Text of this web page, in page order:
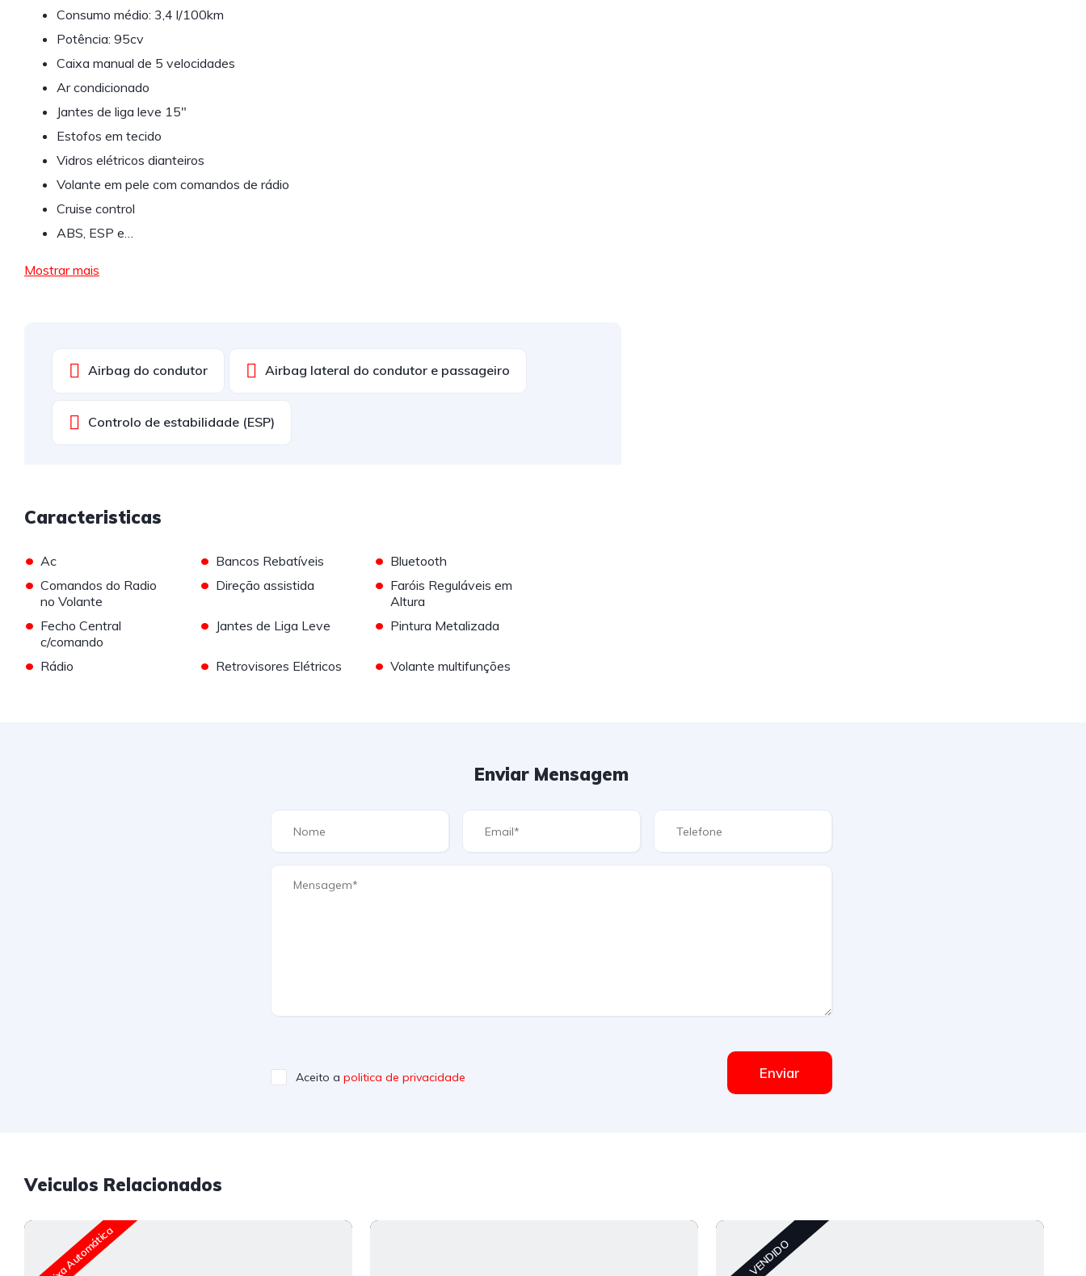
Consumo médio: 3,4 l/100km
Potência: 95cv
Caixa manual de 5 velocidades
Ar condicionado
Jantes de liga leve 15"
Estofos em tecido
Vidros elétricos dianteiros
Volante em pele com comandos de rádio
Cruise control
ABS, ESP e…
Mostrar mais
Airbag do condutor Airbag lateral do condutor e passageiro
Controlo de estabilidade (ESP)
Caracteristicas
• Ac • Bancos Rebatíveis • Bluetooth
• Comandos do Radio
no Volante
• Direção assistida • Faróis Reguláveis em
Altura
• Fecho Central
c/comando
• Jantes de Liga Leve • Pintura Metalizada
• Rádio • Retrovisores Elétricos • Volante multifunções
Enviar Mensagem
Aceito a politica de privacidade Enviar
Veiculos Relacionados
Caixa Automática VENDIDO